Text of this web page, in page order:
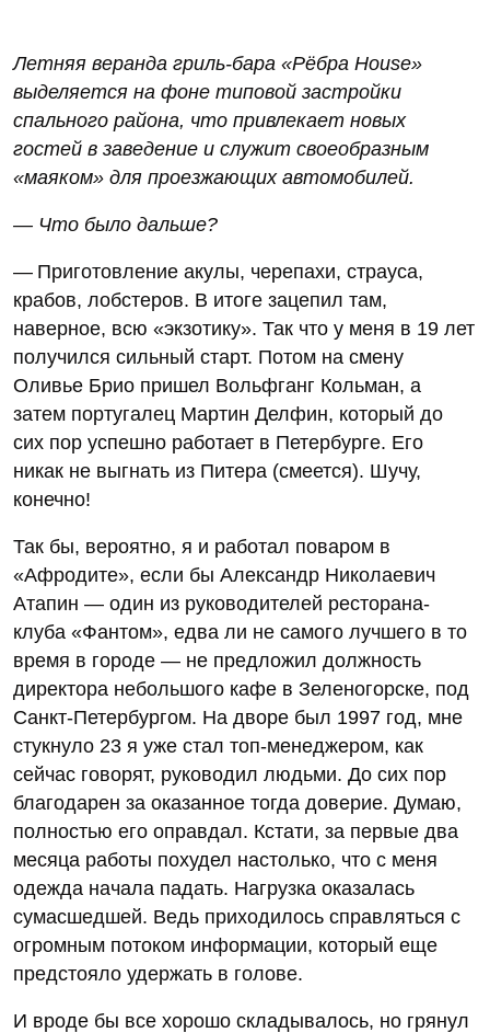
Летняя веранда гриль-бара «Рёбра House»
выделяется на фоне типовой застройки
спального района, что привлекает новых
гостей в заведение и служит своеобразным
«маяком» для проезжающих автомобилей.
— Что было дальше?
— Приготовление акулы, черепахи, страуса,
крабов, лобстеров. В итоге зацепил там,
наверное, всю «экзотику». Так что у меня в 19 лет
получился сильный старт. Потом на смену
Оливье Брио пришел Вольфганг Кольман, а
затем португалец Мартин Делфин, который до
сих пор успешно работает в Петербурге. Его
никак не выгнать из Питера (смеется). Шучу,
конечно!
Так бы, вероятно, я и работал поваром в
«Афродите», если бы Александр Николаевич
Атапин — один из руководителей ресторана-
клуба «Фантом», едва ли не самого лучшего в то
время в городе — не предложил должность
директора небольшого кафе в Зеленогорске, под
Санкт-Петербургом. На дворе был 1997 год, мне
стукнуло 23 я уже стал топ-менеджером, как
сейчас говорят, руководил людьми. До сих пор
благодарен за оказанное тогда доверие. Думаю,
полностью его оправдал. Кстати, за первые два
месяца работы похудел настолько, что с меня
одежда начала падать. Нагрузка оказалась
сумасшедшей. Ведь приходилось справляться с
огромным потоком информации, который еще
предстояло удержать в голове.
И вроде бы все хорошо складывалось, но грянул